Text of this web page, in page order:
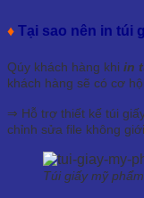
♦ Tại sao nên in túi
Qúy khách hàng khi in
khách hàng sẽ có cơ
⇒ Hỗ trợ thiết kế túi
chỉnh sửa file không
Túi giấy mỹ phẩm